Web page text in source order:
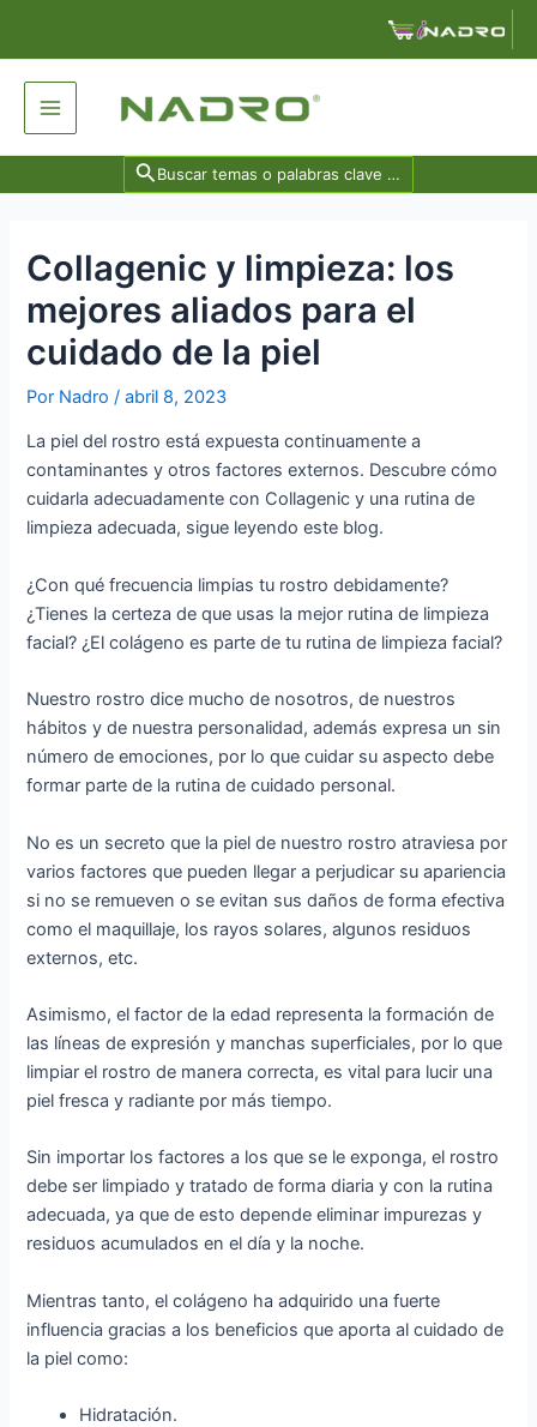
Main
Menu
Search
for:
Collagenic y limpieza: los
mejores aliados para el
cuidado de la piel
Por Nadro/abril 8, 2023
La piel del rostro está expuesta continuamente a
contaminantes y otros factores externos. Descubre cómo
cuidarla adecuadamente con Collagenic y una rutina de
limpieza adecuada, sigue leyendo este blog.
¿Con qué frecuencia limpias tu rostro debidamente?
¿Tienes la certeza de que usas la mejor rutina de limpieza
facial? ¿El colágeno es parte de tu rutina de limpieza facial?
Nuestro rostro dice mucho de nosotros, de nuestros
hábitos y de nuestra personalidad, además expresa un sin
número de emociones, por lo que cuidar su aspecto debe
formar parte de la rutina de cuidado personal.
No es un secreto que la piel de nuestro rostro atraviesa por
varios factores que pueden llegar a perjudicar su apariencia
si no se remueven o se evitan sus daños de forma efectiva
como el maquillaje, los rayos solares, algunos residuos
externos, etc.
Asimismo, el factor de la edad representa la formación de
las líneas de expresión y manchas superficiales, por lo que
limpiar el rostro de manera correcta, es vital para lucir una
piel fresca y radiante por más tiempo.
Sin importar los factores a los que se le exponga, el rostro
debe ser limpiado y tratado de forma diaria y con la rutina
adecuada, ya que de esto depende eliminar impurezas y
residuos acumulados en el día y la noche.
Mientras tanto, el colágeno ha adquirido una fuerte
influencia gracias a los beneficios que aporta al cuidado de
la piel como:
Hidratación.